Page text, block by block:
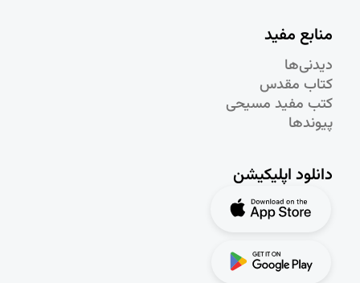
منابع مفید
دیدنی‌ها
کتاب مقدس
کتب مفید مسیحی
پیوندها
دانلود اپلیکیشن